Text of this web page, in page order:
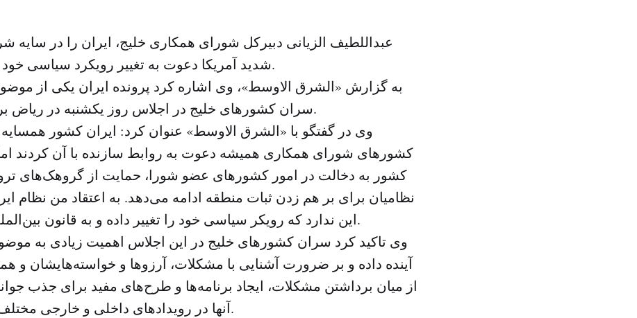
عبداللطیف الزیانی دبیرکل شورای همکاری خلیج، ایران را در سایه
شدید آمریکا دعوت به تغییر رویکرد سیاسی خود در منطقه کرد.
به گزارش «الشرق الاوسط»، وی اشاره کرد پرونده ایران یکی از
سران کشورهای خلیج در اجلاس روز یکشنبه در ریاض بررسی می‌کنند.
وی در گفتگو با «الشرق الاوسط» عنوان کرد: ایران کشور
کشورهای شورای همکاری همیشه دعوت به روابط سازنده با آن کردند اما
کشور به دخالت در امور کشورهای عضو شورا، حمایت از گروهک‌های
نظامیان برای بر هم زدن ثبات منطقه ادامه می‌دهد. به اعتقاد من نظام
این ندارد که رویکر سیاسی خود را تغییر داده و به قانون بین‌المللی پایبند بماند.
وی تاکید کرد سران کشورهای خلیج در این اجلاس اهمیت زیادی به
آینده داده و بر ضرورت آشنایی با مشکلات، آرزوها و خواسته‌هایشان و
از میان برداشتن مشکلات، ایجاد برنامه‌ها و طرح‌های مفید برای جذب
آنها در رویداد‌های داخلی و خارجی مختلف تاکید می‌کنند.